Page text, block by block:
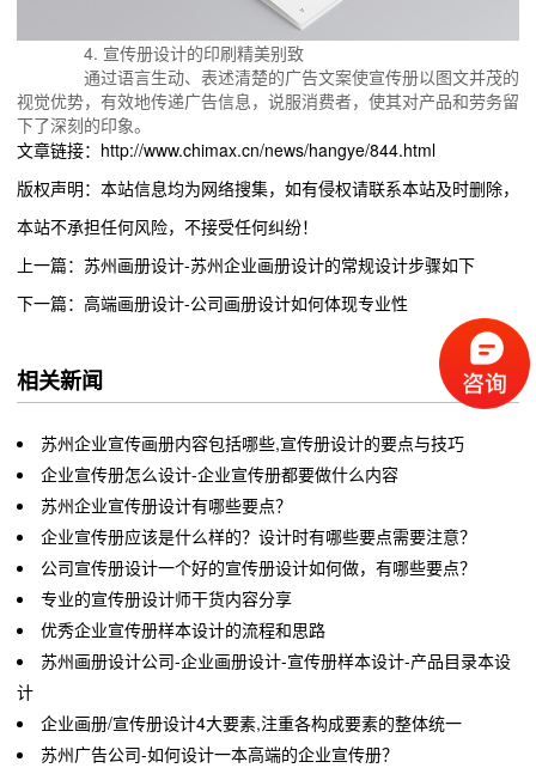
4. 宣传册设计的印刷精美别致
通过语言生动、表述清楚的广告文案使宣传册以图文并茂的
视觉优势，有效地传递广告信息，说服消费者，使其对产品和劳务留
下了深刻的印象。
文章链接：http://www.chimax.cn/news/hangye/844.html
版权声明：本站信息均为网络搜集，如有侵权请联系本站及时删除，
本站不承担任何风险，不接受任何纠纷！
上一篇：苏州画册设计-苏州企业画册设计的常规设计步骤如下
下一篇：高端画册设计-公司画册设计如何体现专业性
相关新闻
苏州企业宣传画册内容包括哪些,宣传册设计的要点与技巧
企业宣传册怎么设计-企业宣传册都要做什么内容
苏州企业宣传册设计有哪些要点？
企业宣传册应该是什么样的？设计时有哪些要点需要注意？
公司宣传册设计一个好的宣传册设计如何做，有哪些要点？
专业的宣传册设计师干货内容分享
优秀企业宣传册样本设计的流程和思路
苏州画册设计公司-企业画册设计-宣传册样本设计-产品目录本设
计
企业画册/宣传册设计4大要素,注重各构成要素的整体统一
苏州广告公司-如何设计一本高端的企业宣传册？